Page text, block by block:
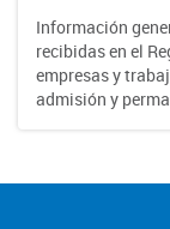
Información
recibidas en el
empresas y
admisión y